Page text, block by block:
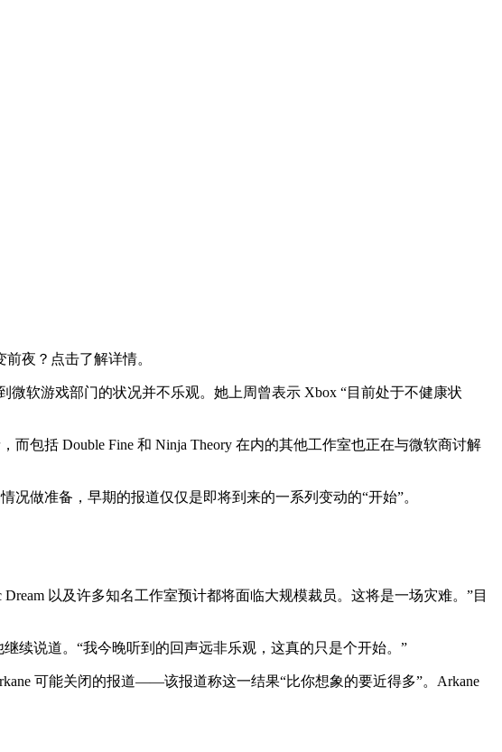
夜？点击了解详情。
微软游戏部门的状况并不乐观。她上周曾表示 Xbox “目前处于不健康状
而包括 Double Fine 和 Ninja Theory 在内的其他工作室也正在与微软商讨解
况做准备，早期的报道仅仅是即将到来的一系列变动的“开始”。
以及许多知名工作室预计都将面临大规模裁员。这将是一场灾难。”目
续说道。“我今晚听到的回声远非乐观，这真的只是个开始。”
可能关闭的报道——该报道称这一结果“比你想象的要近得多”。Arkane